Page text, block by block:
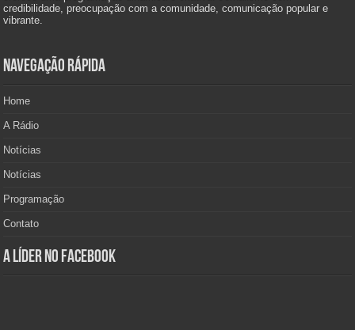
credibilidade, preocupação com a comunidade, comunicação popular e
vibrante.
Navegação Rápida
Home
A Rádio
Notícias
Notícias
Programação
Contato
A Líder no Facebook